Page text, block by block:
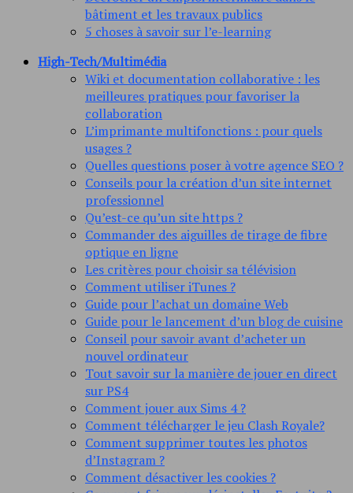
bâtiment et les travaux publics
5 choses à savoir sur l’e-learning
High-Tech/Multimédia
Wiki et documentation collaborative : les
meilleures pratiques pour favoriser la
collaboration
L’imprimante multifonctions : pour quels
usages ?
Quelles questions poser à votre agence SEO ?
Conseils pour la création d’un site internet
professionnel
Qu’est-ce qu’un site https ?
Commander des aiguilles de tirage de fibre
optique en ligne
Les critères pour choisir sa télévision
Comment utiliser iTunes ?
Guide pour l’achat un domaine Web
Guide pour le lancement d’un blog de cuisine
Conseil pour savoir avant d’acheter un
nouvel ordinateur
Tout savoir sur la manière de jouer en direct
sur PS4
Comment jouer aux Sims 4 ?
Comment télécharger le jeu Clash Royale?
Comment supprimer toutes les photos
d’Instagram ?
Comment désactiver les cookies ?